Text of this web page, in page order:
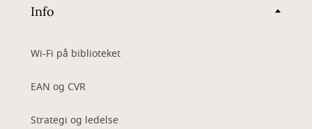
Info
Wi-Fi på biblioteket
EAN og CVR
Strategi og ledelse